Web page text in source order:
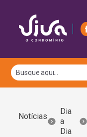
Notícias
Dia
a
Dia